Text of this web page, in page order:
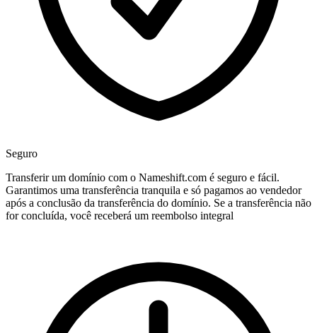
Seguro
Transferir um domínio com o Nameshift.com é seguro e fácil.
Garantimos uma transferência tranquila e só pagamos ao vendedor
após a conclusão da transferência do domínio. Se a transferência não
for concluída, você receberá um reembolso integral